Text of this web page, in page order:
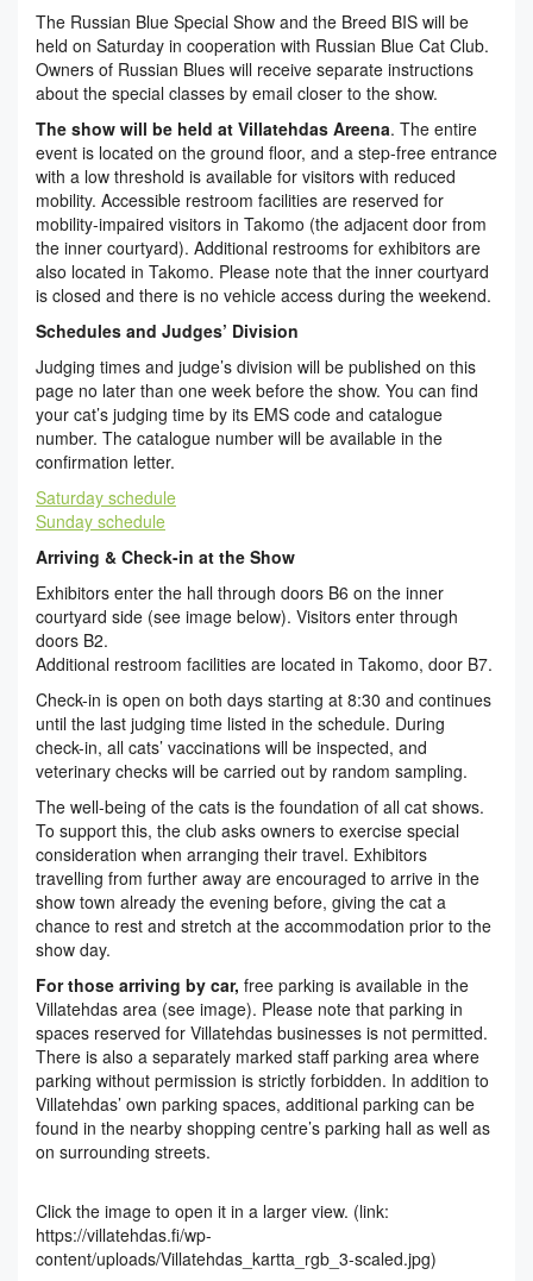
The Russian Blue Special Show and the Breed BIS will be
held on Saturday in cooperation with Russian Blue Cat Club.
Owners of Russian Blues will receive separate instructions
about the special classes by email closer to the show.
The show will be held at Villatehdas Areena. The entire
event is located on the ground floor, and a step-free entrance
with a low threshold is available for visitors with reduced
mobility. Accessible restroom facilities are reserved for
mobility-impaired visitors in Takomo (the adjacent door from
the inner courtyard). Additional restrooms for exhibitors are
also located in Takomo. Please note that the inner courtyard
is closed and there is no vehicle access during the weekend.
Schedules and Judges’ Division
Judging times and judge’s division will be published on this
page no later than one week before the show. You can find
your cat’s judging time by its EMS code and catalogue
number. The catalogue number will be available in the
confirmation letter.
Saturday schedule
Sunday schedule
Arriving & Check-in at the Show
Exhibitors enter the hall through doors B6 on the inner
courtyard side (see image below). Visitors enter through
doors B2.
Additional restroom facilities are located in Takomo, door B7.
Check-in is open on both days starting at 8:30 and continues
until the last judging time listed in the schedule. During
check-in, all cats’ vaccinations will be inspected, and
veterinary checks will be carried out by random sampling.
The well-being of the cats is the foundation of all cat shows.
To support this, the club asks owners to exercise special
consideration when arranging their travel. Exhibitors
travelling from further away are encouraged to arrive in the
show town already the evening before, giving the cat a
chance to rest and stretch at the accommodation prior to the
show day.
For those arriving by car, free parking is available in the
Villatehdas area (see image). Please note that parking in
spaces reserved for Villatehdas businesses is not permitted.
There is also a separately marked staff parking area where
parking without permission is strictly forbidden. In addition to
Villatehdas’ own parking spaces, additional parking can be
found in the nearby shopping centre’s parking hall as well as
on surrounding streets.
Click the image to open it in a larger view. (link:
https://villatehdas.fi/wp-
content/uploads/Villatehdas_kartta_rgb_3-scaled.jpg)